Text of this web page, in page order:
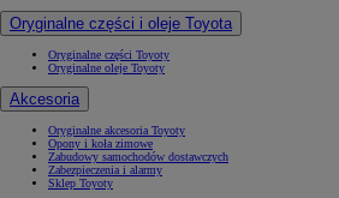
Oryginalne części i oleje Toyota
Oryginalne części Toyoty
Oryginalne oleje Toyoty
Akcesoria
Oryginalne akcesoria Toyoty
Opony i koła zimowe
Zabudowy samochodów dostawczych
Zabezpieczenia i alarmy
Sklep Toyoty